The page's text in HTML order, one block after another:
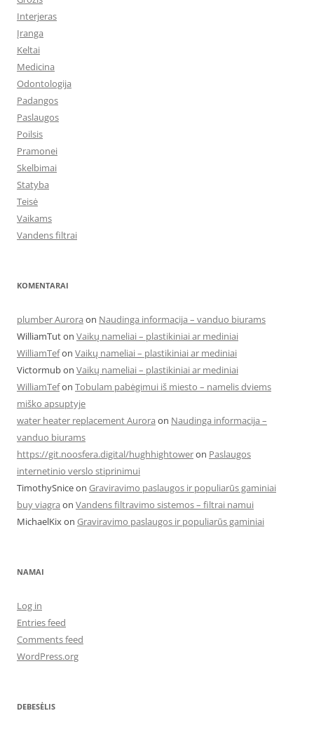
Interjeras
Įranga
Keltai
Medicina
Odontologija
Padangos
Paslaugos
Poilsis
Pramonei
Skelbimai
Statyba
Teisė
Vaikams
Vandens filtrai
KOMENTARAI
plumber Aurora on Naudinga informacija – vanduo biurams
WilliamTuton Vaikų nameliai – plastikiniai ar mediniai
WilliamTefon Vaikų nameliai – plastikiniai ar mediniai
Victormubon Vaikų nameliai – plastikiniai ar mediniai
WilliamTefon Tobulam pabėgimui iš miesto – namelis dviems
miško apsuptyje
water heater replacement Aurora on Naudinga informacija –
vanduo biurams
https://git.noosfera.digital/hughhightoweron Paslaugos
internetinio verslo stiprinimui
TimothySniceon Graviravimo paslaugos ir populiarūs gaminiai
buy viagra on Vandens filtravimo sistemos – filtrai namui
MichaelKixon Graviravimo paslaugos ir populiarūs gaminiai
NAMAI
Log in
Entries feed
Comments feed
WordPress.org
DEBESĖLIS